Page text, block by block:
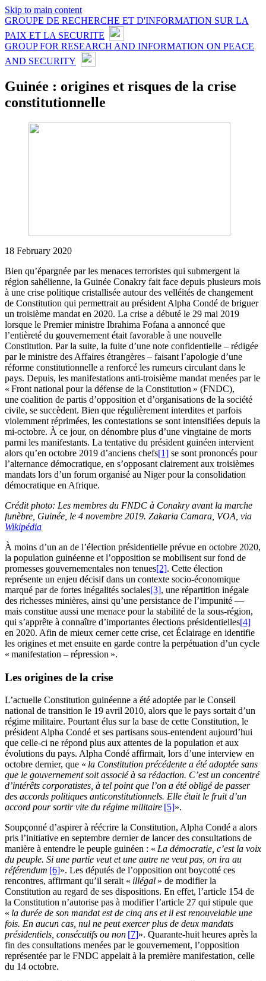
Skip to main content
GROUPE DE RECHERCHE ET D'INFORMATION SUR LA
PAIX ET LA SECURITE
GROUP FOR RESEARCH AND INFORMATION ON PEACE
AND SECURITY
Guinée : origines et risques de la crise
constitutionnelle
18 February 2020
Bien qu’épargnée par les menaces terroristes qui submergent la
région sahélienne, la Guinée Conakry fait face depuis plusieurs mois
à une crise politique cristallisée autour des velléités de changement
de Constitution qui permettrait au président Alpha Condé de briguer
un troisième mandat en 2020. La crise a débuté le 29 mai 2019
lorsque le Premier ministre Ibrahima Fofana a annoncé que
l’entièreté du gouvernement était favorable à une nouvelle
Constitution. Par la suite, la fuite d’une note confidentielle – rédigée
par le ministre des Affaires étrangères – faisant l’apologie d’une
réforme constitutionnelle a renforcé les rumeurs circulant dans le
pays. Depuis, les manifestations anti-troisième mandat menées par le
« Front national pour la défense de la Constitution » (FNDC),
une coalition de partis d’opposition et d’organisations de la société
civile, se succèdent. Bien que régulièrement interdites et parfois
violemment réprimées, les contestations se sont intensifiées depuis la
mi-octobre. À ce jour, on dénombre plus d’une vingtaine de morts
parmi les manifestants. La tentative du président guinéen intervient
alors qu’en octobre 2019 d’anciens chefs[1] se sont prononcés pour
l’alternance démocratique, en s’opposant clairement aux troisièmes
mandats lors d’un forum organisé au Niger pour la consolidation
démocratique en Afrique.
Crédit photo: Les membres du FNDC à Conakry avant la marche
funèbre, Guinée, le 4 novembre 2019. Zakaria Camara, VOA, via
Wikipédia
À moins d’un an de l’élection présidentielle prévue en octobre 2020,
la population guinéenne et l’opposition se mobilisent sur fond de
promesses gouvernementales non tenues[2]. Cette élection
représente un enjeu décisif dans un contexte socio-économique
marqué par de fortes inégalités sociales[3], une répartition inégale
des richesses minières, ainsi qu’une persistance de l’impunité —
mais constitue aussi une menace pour la stabilité de la sous-région,
qui s’apprête à connaître d’importantes élections présidentielles[4]
en 2020. Afin de mieux cerner cette crise, cet Éclairage en identifie
les origines et met ensuite en garde contre la perpétuation d’un cycle
« manifestation – répression ».
Les origines de la crise
L’actuelle Constitution guinéenne a été adoptée par le Conseil
national de transition le 19 avril 2010, alors que le pays sortait d’un
régime militaire. Pourtant élus sur la base de cette Constitution, le
président Alpha Condé et ses partisans sous-entendent aujourd’hui
que celle-ci ne répond plus aux attentes de la population et aux
évolutions du pays. Alpha Condé affirmait, lors d’une interview en
octobre dernier, que « la Constitution précédente a été adoptée sans
que le gouvernement soit associé à sa rédaction. C’est un concentré
d’intérêts corporatistes, à tel point que l’on a été obligé de passer
des accords politiques anticonstitutionnels. Elle était le fruit d’un
accord pour sortir vite du régime militaire [5]».
Soupçonné d’aspirer à réécrire la Constitution, Alpha Condé a alors
pris l’initiative en septembre dernier de lancer des consultations de
manière à entendre le peuple guinéen : « La démocratie, c’est la voix
du peuple. Si une partie veut et une autre ne veut pas, on ira au
référendum [6]». Les députés de l’opposition ont boycotté ces
rencontres, affirmant qu’il serait « illégal » de modifier la
Constitution au regard de ses dispositions. En effet, l’article 154 de
la Constitution n’autorise pas à modifier l’article 27 qui stipule que
« la durée de son mandat est de cinq ans et il est renouvelable une
fois. En aucun cas, nul ne peut exercer plus de deux mandats
présidentiels, consécutifs ou non [7]». Quarante-huit heures après la
fin des consultations menées par le gouvernement, l’opposition
représentée par le FNDC appelait à la première manifestation, celle
du 14 octobre.